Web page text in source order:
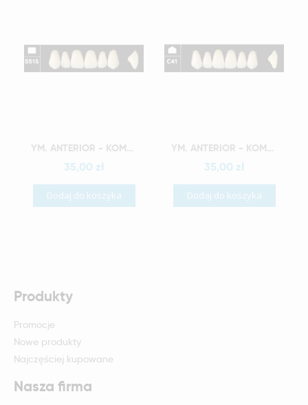
Szybki podgląd YM. ANTERIOR - KOMPOZYTOWE ZĘBY SZTUCZNE A2-S51S
35,00 zł
Dodaj do koszyka
Szybki podgląd YM. ANTERIOR - KOMPOZYTOWE ZĘBY SZTUCZNE A2-C41
35,00 zł
Dodaj do koszyka
Produkty
Promocje
Nowe produkty
Najczęściej kupowane
Nasza firma